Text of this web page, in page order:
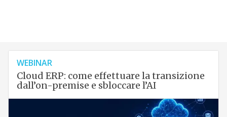
WEBINAR
Cloud ERP: come effettuare la transizione
dall’on-premise e sbloccare l’AI